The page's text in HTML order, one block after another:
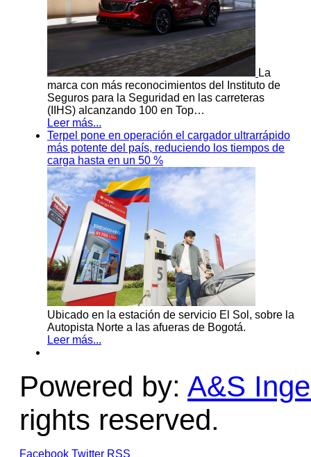
La
marca con más reconocimientos del Instituto de
Seguros para la Seguridad en las carreteras
(IIHS) alcanzando 100 en Top…
Leer más...
Terpel pone en operación el cargador ultrarrápido
más potente del país, reduciendo los tiempos de
carga hasta en un 50 %
Ubicado en la estación de servicio El Sol, sobre la
Autopista Norte a las afueras de Bogotá.
Leer más...
Powered by: A&S
rights reserved.
Facebook Twitter RSS